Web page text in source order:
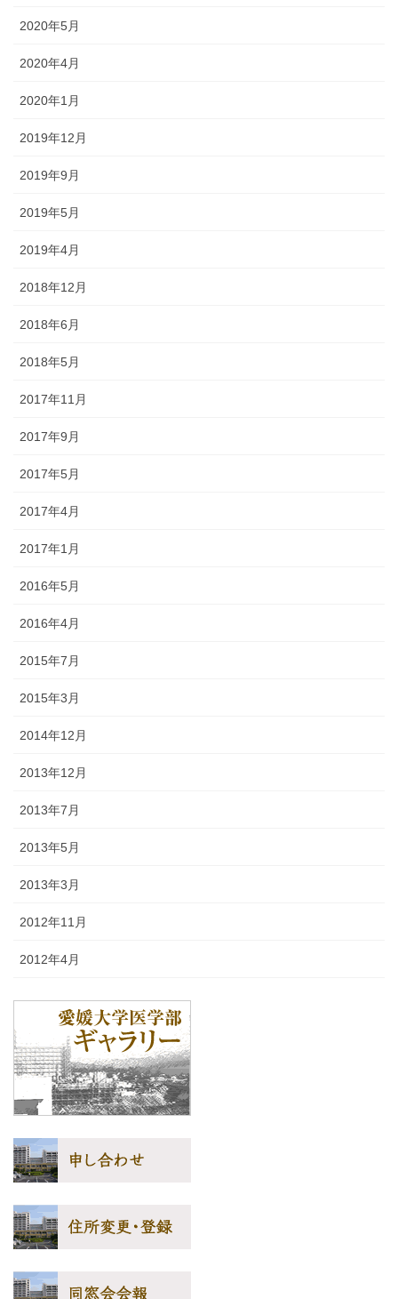
2020年5月
2020年4月
2020年1月
2019年12月
2019年9月
2019年5月
2019年4月
2018年12月
2018年6月
2018年5月
2017年11月
2017年9月
2017年5月
2017年4月
2017年1月
2016年5月
2016年4月
2015年7月
2015年3月
2014年12月
2013年12月
2013年7月
2013年5月
2013年3月
2012年11月
2012年4月